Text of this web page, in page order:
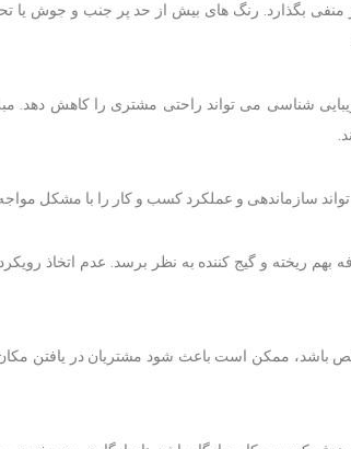
منفی بگذارد. رنگ های بیش از حد پر جنب و جوش یا
شناسی می تواند راحتی مشتری را کاهش دهد.
سازماندهی و عملکرد کسب و کار را با مشکل مواجه
ریخته و گیج کننده به نظر برسد. عدم اتخاذ
باشد، ممکن است باعث شود مشتریان در یافتن